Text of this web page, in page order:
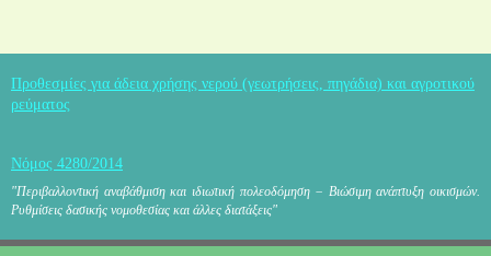
Προθεσμίες για άδεια χρήσης νερού (γεωτρήσεις, πηγάδια) και αγροτικού
ρεύματος
Νόμος 4280/2014
"Περιβαλλοντική αναβάθμιση και ιδιωτική πολεοδόμηση − Βιώσιμη ανάπτυξη οικισμών.
Ρυθμίσεις δασικής νομοθεσίας και άλλες διατάξεις"